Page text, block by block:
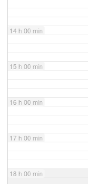
14 h 00 min
15 h 00 min
16 h 00 min
17 h 00 min
18 h 00 min